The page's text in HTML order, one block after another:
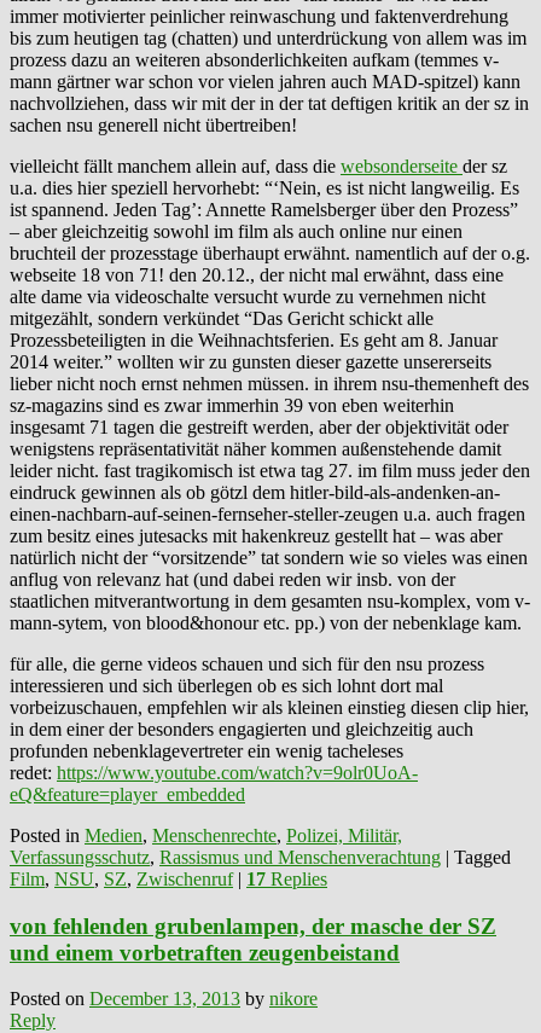
immer motivierter peinlicher reinwaschung und faktenverdrehung
bis zum heutigen tag (chatten) und unterdrückung von allem was im
prozess dazu an weiteren absonderlichkeiten aufkam (temmes v-
mann gärtner war schon vor vielen jahren auch MAD-spitzel) kann
nachvollziehen, dass wir mit der in der tat deftigen kritik an der sz in
sachen nsu generell nicht übertreiben!
vielleicht fällt manchem allein auf, dass die websonderseite der sz
u.a. dies hier speziell hervorhebt: “‘Nein, es ist nicht langweilig. Es
ist spannend. Jeden Tag’: Annette Ramelsberger über den Prozess”
– aber gleichzeitig sowohl im film als auch online nur einen
bruchteil der prozesstage überhaupt erwähnt. namentlich auf der o.g.
webseite 18 von 71! den 20.12., der nicht mal erwähnt, dass eine
alte dame via videoschalte versucht wurde zu vernehmen nicht
mitgezählt, sondern verkündet “Das Gericht schickt alle
Prozessbeteiligten in die Weihnachtsferien. Es geht am 8. Januar
2014 weiter.” wollten wir zu gunsten dieser gazette unsererseits
lieber nicht noch ernst nehmen müssen. in ihrem nsu-themenheft des
sz-magazins sind es zwar immerhin 39 von eben weiterhin
insgesamt 71 tagen die gestreift werden, aber der objektivität oder
wenigstens repräsentativität näher kommen außenstehende damit
leider nicht. fast tragikomisch ist etwa tag 27. im film muss jeder den
eindruck gewinnen als ob götzl dem hitler-bild-als-andenken-an-
einen-nachbarn-auf-seinen-fernseher-steller-zeugen u.a. auch fragen
zum besitz eines jutesacks mit hakenkreuz gestellt hat – was aber
natürlich nicht der “vorsitzende” tat sondern wie so vieles was einen
anflug von relevanz hat (und dabei reden wir insb. von der
staatlichen mitverantwortung in dem gesamten nsu-komplex, vom v-
mann-sytem, von blood&honour etc. pp.) von der nebenklage kam.
für alle, die gerne videos schauen und sich für den nsu prozess
interessieren und sich überlegen ob es sich lohnt dort mal
vorbeizuschauen, empfehlen wir als kleinen einstieg diesen clip hier,
in dem einer der besonders engagierten und gleichzeitig auch
profunden nebenklagevertreter ein wenig tacheleses
redet: https://www.youtube.com/watch?v=9olr0UoA-
eQ&feature=player_embedded
Posted in Medien, Menschenrechte, Polizei, Militär,
Verfassungsschutz, Rassismus und Menschenverachtung | Tagged
Film, NSU, SZ, Zwischenruf | 17 Replies
von fehlenden grubenlampen, der masche der SZ
und einem vorbetraften zeugenbeistand
Posted on December 13, 2013 by nikore
Reply